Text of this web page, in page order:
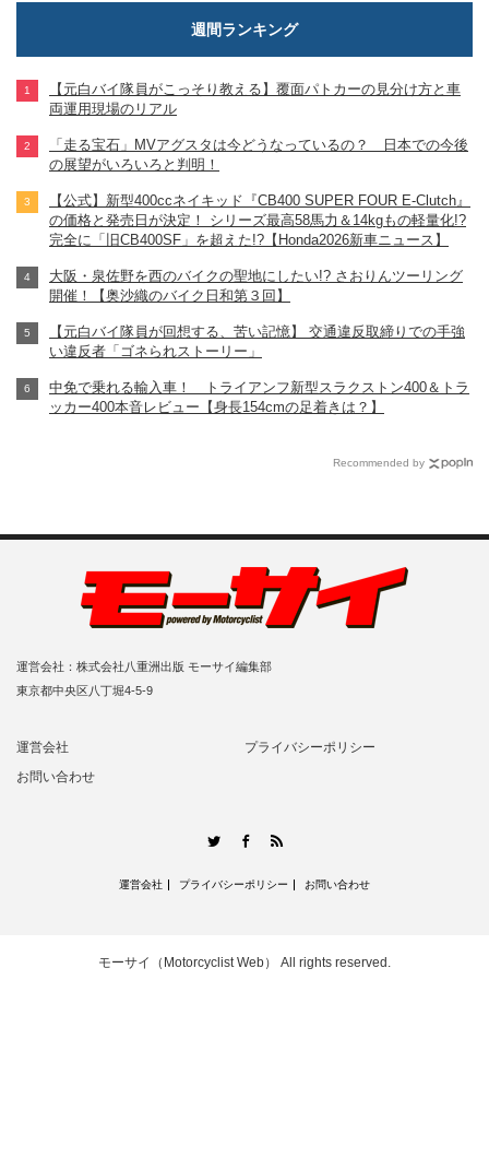
週間ランキング
【元白バイ隊員がこっそり教える】覆面パトカーの見分け方と車
両運用現場のリアル
「走る宝石」MVアグスタは今どうなっているの？ 日本での今後
の展望がいろいろと判明！
【公式】新型400ccネイキッド『CB400 SUPER FOUR E-Clutch』
の価格と発売日が決定！ シリーズ最高58馬力＆14kgもの軽量化!?
完全に「旧CB400SF」を超えた!?【Honda2026新車ニュース】
大阪・泉佐野を西のバイクの聖地にしたい!? さおりんツーリング
開催！【奥沙織のバイク日和第３回】
【元白バイ隊員が回想する、苦い記憶】 交通違反取締りでの手強
い違反者「ゴネられストーリー」
中免で乗れる輸入車！ トライアンフ新型スラクストン400＆トラ
ッカー400本音レビュー【身長154cmの足着きは？】
Recommended by
運営会社：株式会社八重洲出版 モーサイ編集部
東京都中央区八丁堀4-5-9
運営会社
プライバシーポリシー
お問い合わせ
TwitterFacebook
運営会社 プライバシーポリシー お問い合わせ
モーサイ（Motorcyclist Web） All rights reserved.